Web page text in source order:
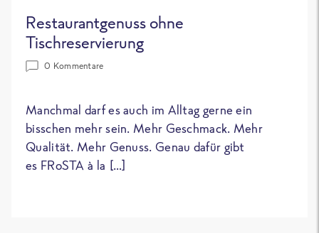
Restaurantgenuss ohne
Tischreservierung
0 Kommentare
Manchmal darf es auch im Alltag gerne ein
bisschen mehr sein. Mehr Geschmack. Mehr
Qualität. Mehr Genuss. Genau dafür gibt
es FRoSTA à la […]